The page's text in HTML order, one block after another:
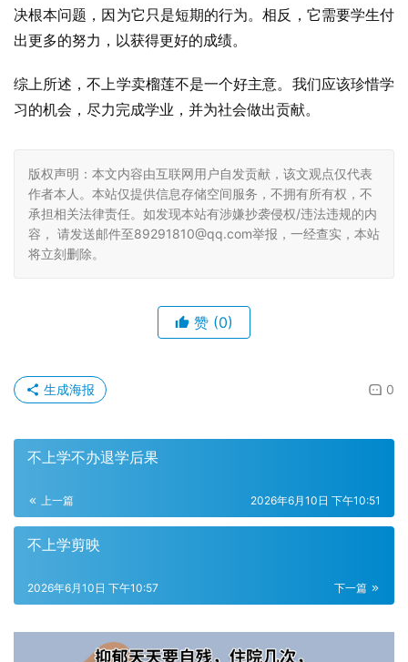
决根本问题，因为它只是短期的行为。相反，它需要学生付
出更多的努力，以获得更好的成绩。
综上所述，不上学卖榴莲不是一个好主意。我们应该珍惜学
习的机会，尽力完成学业，并为社会做出贡献。
版权声明：本文内容由互联网用户自发贡献，该文观点仅代表
作者本人。本站仅提供信息存储空间服务，不拥有所有权，不
承担相关法律责任。如发现本站有涉嫌抄袭侵权/违法违规的内
容， 请发送邮件至89291810@qq.com举报，一经查实，本站
将立刻删除。
赞 (0)
0
生成海报
不上学不办退学后果
上一篇 2026年6月10日 下午10:51
不上学剪映
下一篇
2026年6月10日 下午10:57